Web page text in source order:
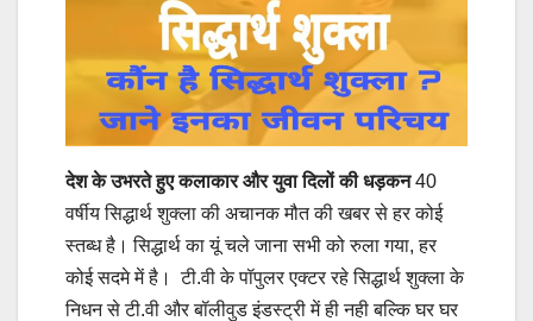
देश के उभरते हुए कलाकार और युवा दिलों की धड़कन40
वर्षीय सिद्धार्थ शुक्ला की अचानक मौत की खबर से हर कोई
स्तब्ध है। सिद्धार्थ का यूं चले जाना सभी को रुला गया, हर
कोई सदमे में है। टी.वी के पॉपुलर एक्टर रहे सिद्धार्थ शुक्ला के
निधन से टी.वी और बॉलीवुड इंडस्ट्री में ही नही बल्कि घर घर